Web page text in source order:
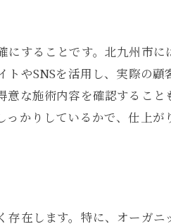
とその効果
グで見つける理想の自分
ファッションとメイク
ングの方法
することです。北九州市
やSNSを活用し、実際の
な施術内容を確認するこ
かりしているかで、仕上
在します。特に、オーガ